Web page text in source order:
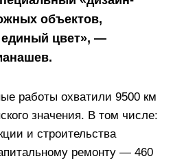
объектов,
цвет», —
работы охватили 9500 км
значения. В том числе:
и строительства
ремонту — 460